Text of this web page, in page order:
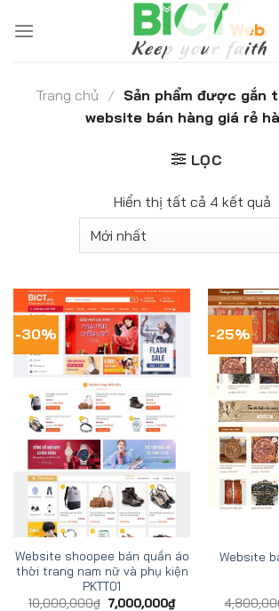
Trang chủ / Sản phẩm được gắn
website bán hàng giá rẻ
LỌC
Hiển thị tất cả 4 kết quả
-30%
Website shoopee bán quần áo
thời trang nam nữ và phụ kiện
PKTT01
10,000,000₫ 7,000,000₫
-25%
Website